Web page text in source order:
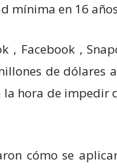
mínima en 16
, Facebook ,
de dólares
hora de impedir
cómo se